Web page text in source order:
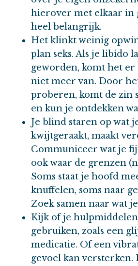
hierover met elkaar in
heel belangrijk.
Het klinkt weinig
plan seks. Als je libido
geworden, komt het er
niet meer van. Door
proberen, komt de zin
en kun je ontdekken
Je blind staren op wat
kwijtgeraakt, maakt
Communiceer wat je
ook waar de grenzen
Soms staat je hoofd
knuffelen, soms naar
Zoek samen naar wat
Kijk of je
gebruiken, zoals een
medicatie. Of een
gevoel kan versterken.